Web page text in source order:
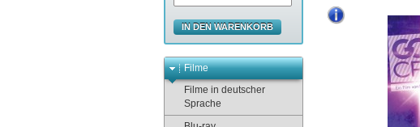
IN DEN WARENKORB
Filme
Filme in deutscher
Sprache